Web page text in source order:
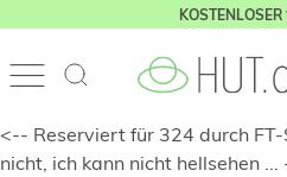
KOSTENLOSER
<-- Reserviert für 324 durch
nicht, ich kann nicht hellsehen ...